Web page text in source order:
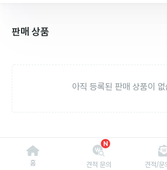
판매 상품
아직 등록된 판매 상품이
홈
N
견적 문의 견적/문